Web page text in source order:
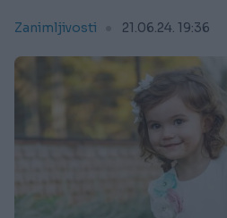
Zanimljivosti 21.06.24. 19:36